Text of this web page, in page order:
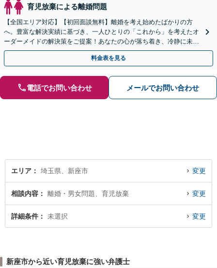
育児放棄による離婚問題
【全国エリア対応】【初回面談無料】離婚を考え始めたばかりの方
へ。豊富な解決実績に基づき、一人ひとりの「これから」を考えたオ
ーダーメイドの解決策をご提案！あなたの心が落ち着き、冷静に未来
を選べるよう全力でサポート【弁護士直通・LINE相談可】
料金表を見る
電話でお問い合わせ メールでお問い合わせ
エリア 埼玉県、新座市 変更
相談内容 離婚・男女問題、育児放棄 変更
詳細条件 未選択 変更
新座市から近い育児放棄に強い弁護士